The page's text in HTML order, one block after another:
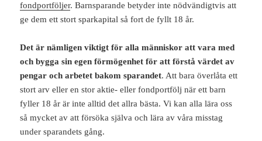
fondportföljer. Barnsparande betyder inte nödvändigtvis att
ge dem ett stort sparkapital så fort de fyllt 18 år.
Det är nämligen viktigt för alla människor att vara med
och bygga sin egen förmögenhet för att förstå värdet av
pengar och arbetet bakom sparandet. Att bara överlåta ett
stort arv eller en stor aktie- eller fondportfölj när ett barn
fyller 18 år är inte alltid det allra bästa. Vi kan alla lära oss
så mycket av att försöka själva och lära av våra misstag
under sparandets gång.